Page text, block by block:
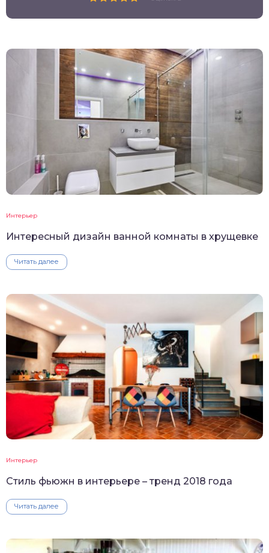
Интерьер
Интересный дизайн ванной комнаты в хрущевке
Читать далее
Интерьер
Стиль фьюжн в интерьере – тренд 2018 года
Читать далее